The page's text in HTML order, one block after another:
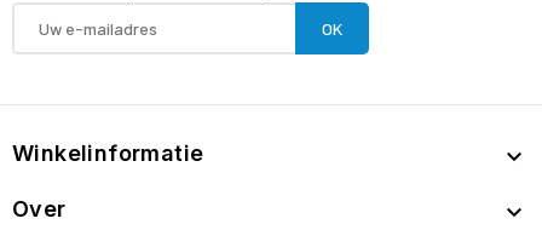
Winkelinformatie 
Over 